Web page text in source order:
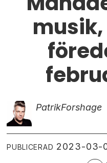
PatrikForshage
PUBLICERAD 2023-03-